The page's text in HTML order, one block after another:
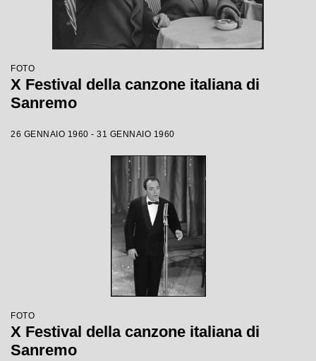
FOTO
X Festival della canzone italiana di
Sanremo
26 GENNAIO 1960 - 31 GENNAIO 1960
FOTO
X Festival della canzone italiana di
Sanremo